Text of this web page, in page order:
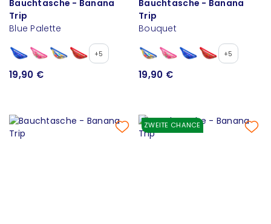
Bauchtasche - Banana
Trip
Blue Palette
+5
19,90 €
Bauchtasche - Banana
Trip
Bouquet
+5
19,90 €
ZWEITE CHANCE